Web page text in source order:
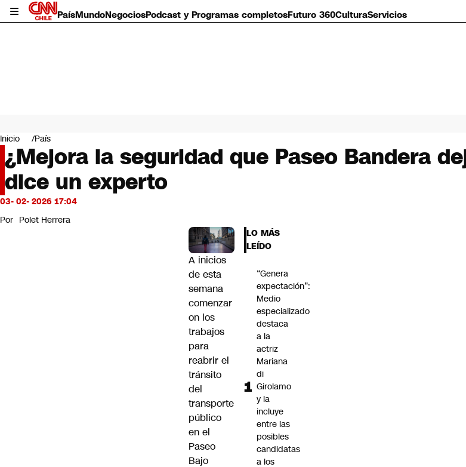
PaísMundoNegociosPodcast y Programas completosFuturo 360CulturaServicios
Mundo
Negocios
Deportes
Programas completos
Cultura
Servicios
Bits
CNN Data
Inicio País
¿Mejora la seguridad que Paseo Bandera
dice un experto
03- 02- 2026 17:04
Por Polet Herrera
A inicios
de esta
semana
comenzar
on los
trabajos
para
reabrir el
tránsito
del
transporte
público
en el
Paseo
Bajo
LO MÁS
LEÍDO
“Genera
expectación”:
Medio
especializado
destaca
a la
actriz
Mariana
di
Girolamo
y la
incluye
entre las
posibles
candidatas
a los